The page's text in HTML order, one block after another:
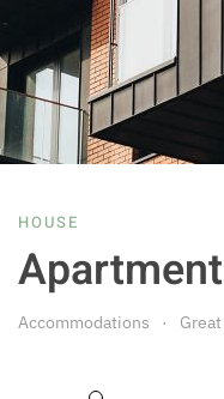
HOUSE
Accommodations